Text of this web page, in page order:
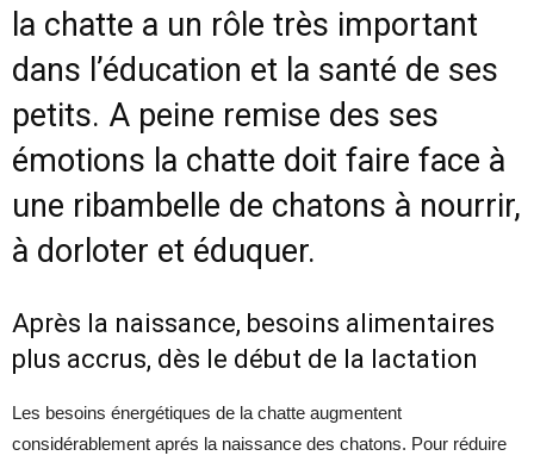
la chatte a un rôle très important
dans l’éducation et la santé de ses
petits. A peine remise des ses
émotions la chatte doit faire face à
une ribambelle de chatons à nourrir,
à dorloter et éduquer.
Après la naissance, besoins alimentaires
plus accrus, dès le début de la lactation
Les besoins énergétiques de la chatte augmentent
considérablement aprés la naissance des chatons. Pour réduire